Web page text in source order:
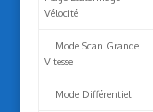
Vélocité
Mode Scan Grande
Vitesse
Mode Différentiel